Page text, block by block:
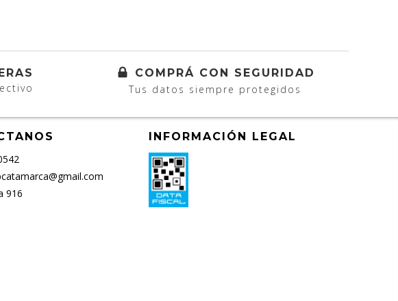
COMPRÁ CON SEGURIDAD
Tus datos siempre protegidos
916
INFORMACIÓN LEGAL